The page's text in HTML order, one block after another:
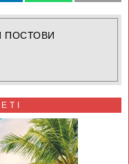
ПОСТОВИ